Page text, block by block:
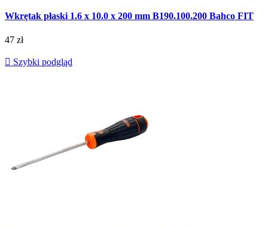
Wkrętak płaski 1.6 x 10.0 x 200 mm B190.100.200 Bahco FIT
47 zł
 Szybki podgląd